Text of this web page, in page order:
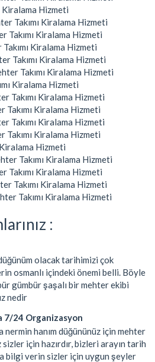
Kiralama Hizmeti
Takımı Kiralama Hizmeti
Takımı Kiralama Hizmeti
Kiralama Hizmeti
Takımı Kiralama Hizmeti
Takımı Kiralama Hizmeti
Kiralama Hizmeti
Takımı Kiralama Hizmeti
Kiralama Hizmeti
Takımı Kiralama Hizmeti
Takımı Kiralama Hizmeti
Hizmeti
Takımı Kiralama Hizmeti
Takımı Kiralama Hizmeti
Takımı Kiralama Hizmeti
Takımı Kiralama Hizmeti
:
olacak tarihimizi çok
osmanlı içindeki önemi belli. Böyle
gümbür şaşalı bir mehter ekibi
nedir
7/24 Organizasyon
nermin hanım düğününüz için mehter
sizler için hazırdır, bizleri arayın tarih
bilgi verin sizler için uygun şeyler